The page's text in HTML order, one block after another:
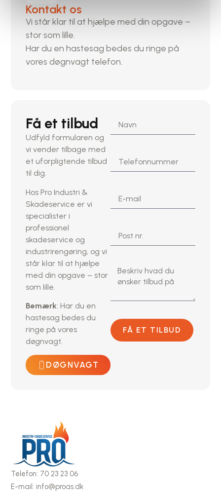
Kontakt os
Vi står klar til at hjælpe med din opgave –
stor som lille.
Har du en hastesag bedes du ringe på
vores døgnvagt telefon.
Få et tilbud
Udfyld formularen og
vi vender tilbage med
et uforpligtende tilbud
til dig.
Hos Pro Industri &
Skadeservice er vi
specialister i
professionel
skadeservice og
industrirengøring, og vi
står klar til at hjælpe
med din opgave – stor
som lille.
Bemærk: Har du en
hastesag bedes du
ringe på vores
døgnvagt.
DØGNVAGT
FÅ ET TILBUD
Telefon: 70 23 23 06
E-mail: info@proas.dk